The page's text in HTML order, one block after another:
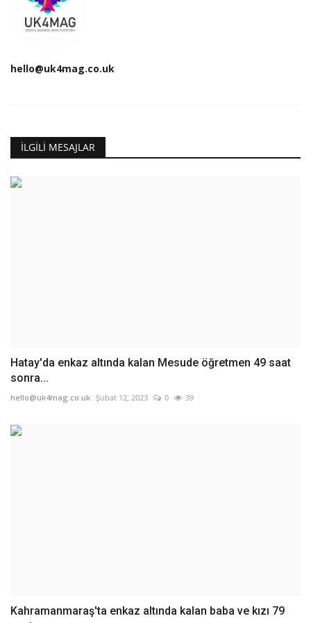
hello@uk4mag.co.uk
İLGILI MESAJLAR
Hatay'da enkaz altında kalan Mesude öğretmen 49 saat
sonra...
hello@uk4mag.co.uk Şubat 12, 2023 0 39
Kahramanmaraş'ta enkaz altında kalan baba ve kızı 79